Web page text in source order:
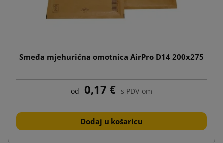
Smeđa mjehurićna omotnica AirPro D14 200x275
od 0,17 € s PDV-om
Dodaj u košaricu